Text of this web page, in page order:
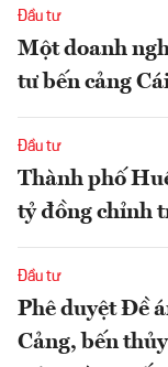
Đầu tư
Một doanh
tư bến cảng
Đầu tư
Thành phố
tỷ đồng chỉnh
Đầu tư
Phê duyệt Đề
Cảng, bến